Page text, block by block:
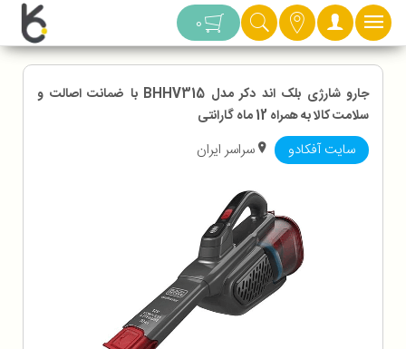
دسته بندی 0
جارو شارژی بلک اند دکر مدل BHHV315 با ضمانت اصالت و
سلامت کالا به همراه 12 ماه گارانتی
سایت آفکادو سراسر ایران